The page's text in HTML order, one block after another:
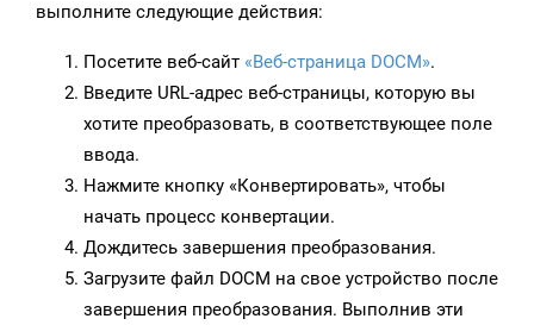
выполните следующие действия:
Посетите веб-сайт «Веб-страница DOCM».
Введите URL-адрес веб-страницы, которую вы
хотите преобразовать, в соответствующее поле
ввода.
Нажмите кнопку «Конвертировать», чтобы
начать процесс конвертации.
Дождитесь завершения преобразования.
Загрузите файл DOCM на свое устройство после
завершения преобразования. Выполнив эти